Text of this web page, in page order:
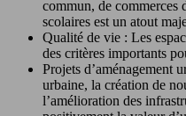
commun, de commerces
scolaires est un atout
Qualité de vie : Les
des critères importants
Projets d’aménagement
urbaine, la création de
l’amélioration des